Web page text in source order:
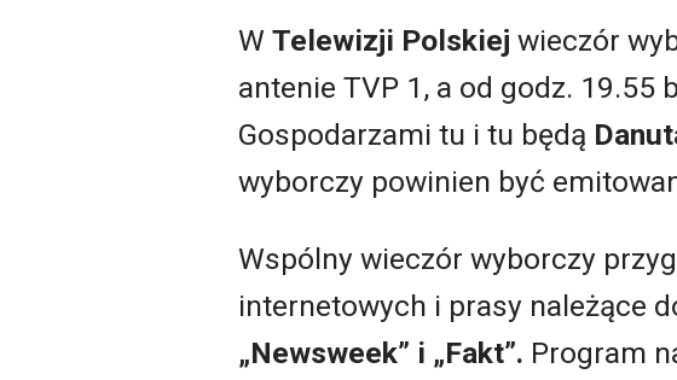
W Telewizji Polskiej wieczór
antenie TVP 1, a od godz.
Gospodarzami tu i tu będą
wyborczy powinien być
Wspólny wieczór wyborczy
internetowych i prasy należące
„Newsweek” i „Fakt”. Program